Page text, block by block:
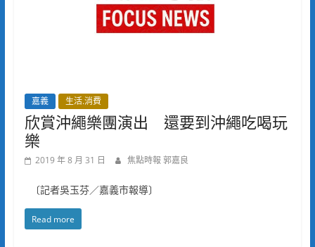
嘉義 生活.消費
欣賞沖繩樂團演出 還要到沖繩吃喝玩
樂
2019 年 8 月 31 日 焦點時報 郭嘉良
〔記者吳玉芬／嘉義市報導〕
Read more